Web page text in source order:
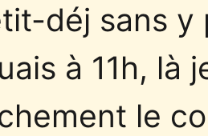
déj sans y
à 11h, là
le